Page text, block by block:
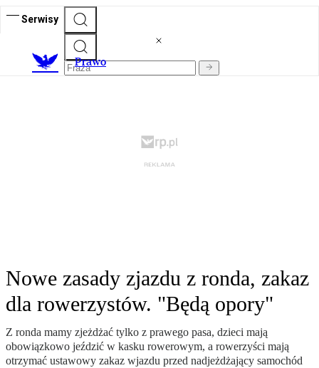
Serwisy
Prawo
Nowe zasady zjazdu z ronda, zakaz
dla rowerzystów. "Będą opory"
Z ronda mamy zjeżdżać tylko z prawego pasa, dzieci mają
obowiązkowo jeździć w kasku rowerowym, a rowerzyści mają
otrzymać ustawowy zakaz wjazdu przed nadjeżdżający samochód